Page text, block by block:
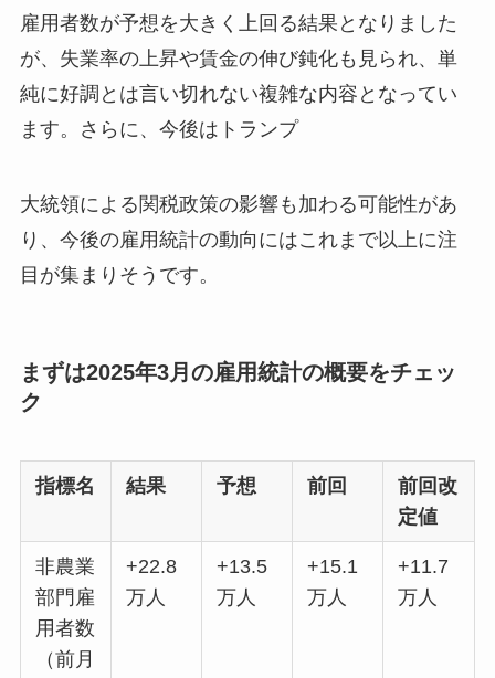
雇用者数が予想を大きく上回る結果となりました
が、失業率の上昇や賃金の伸び鈍化も見られ、単
純に好調とは言い切れない複雑な内容となってい
ます。さらに、今後はトランプ
大統領による関税政策の影響も加わる可能性があ
り、今後の雇用統計の動向にはこれまで以上に注
目が集まりそうです。
まずは2025年3月の雇用統計の概要をチェッ
ク
指標名 結果 予想 前回
前回改
定値
非農業
部門雇
用者数
（前月
+22.8
万人
+13.5
万人
+15.1
万人
+11.7
万人